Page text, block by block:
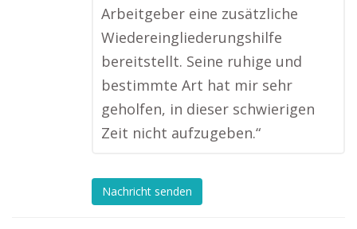
Arbeitgeber eine zusätzliche
Wiedereingliederungshilfe
bereitstellt. Seine ruhige und
bestimmte Art hat mir sehr
geholfen, in dieser schwierigen
Zeit nicht aufzugeben.“
Nachricht senden